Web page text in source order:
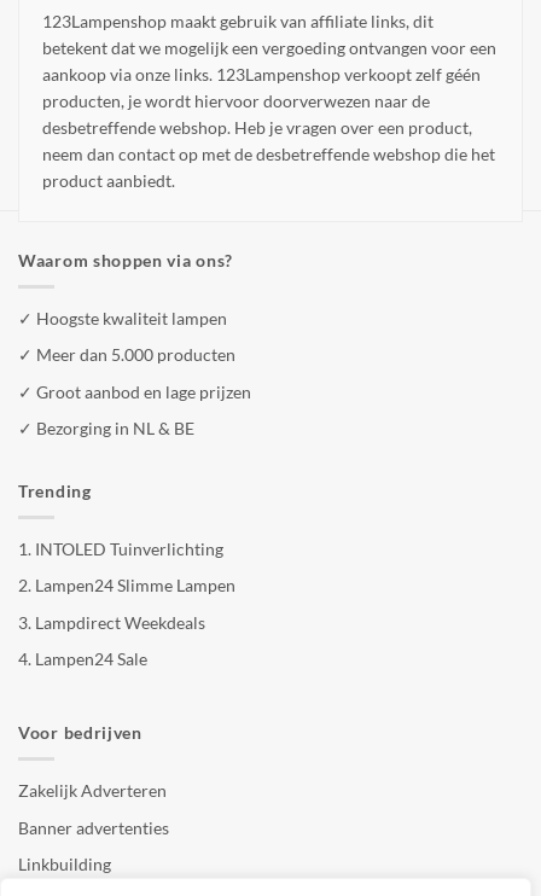
123Lampenshop maakt gebruik van affiliate links, dit
betekent dat we mogelijk een vergoeding ontvangen voor een
aankoop via onze links. 123Lampenshop verkoopt zelf géén
producten, je wordt hiervoor doorverwezen naar de
desbetreffende webshop. Heb je vragen over een product,
neem dan contact op met de desbetreffende webshop die het
product aanbiedt.
Waarom shoppen via ons?
✓ Hoogste kwaliteit lampen
✓ Meer dan 5.000 producten
✓ Groot aanbod en lage prijzen
✓ Bezorging in NL & BE
Trending
1. INTOLED Tuinverlichting
2. Lampen24 Slimme Lampen
3. Lampdirect Weekdeals
4. Lampen24 Sale
Voor bedrijven
Zakelijk Adverteren
Banner advertenties
Linkbuilding